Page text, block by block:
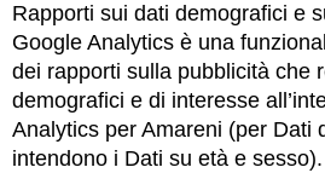
Rapporti sui dati demografici e
Google Analytics è una
dei rapporti sulla pubblicità che
demografici e di interesse
Analytics per Amareni (per Dati
intendono i Dati su età e sesso).